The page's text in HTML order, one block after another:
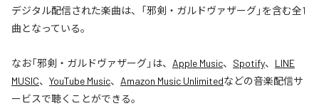
デジタル配信された楽曲は、「邪剣・ガルドヴァザーグ」を含む全1
曲となっている。
なお「邪剣・ガルドヴァザーグ」は、 Apple Music、 Spotify、 LINE
MUSIC、 YouTube Music、 Amazon Music Unlimitedなどの音楽配信サ
ービスで聴くことができる。